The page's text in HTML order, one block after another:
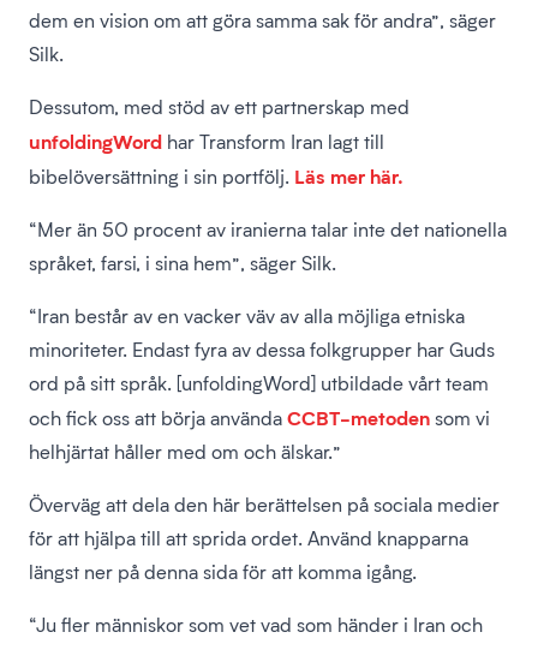
dem en vision om att göra samma sak för andra”, säger
Silk.
Dessutom, med stöd av ett partnerskap med
unfoldingWord har Transform Iran lagt till
bibelöversättning i sin portfölj. Läs mer här.
“Mer än 50 procent av iranierna talar inte det nationella
språket, farsi, i sina hem”, säger Silk.
“Iran består av en vacker väv av alla möjliga etniska
minoriteter. Endast fyra av dessa folkgrupper har Guds
ord på sitt språk. [unfoldingWord] utbildade vårt team
och fick oss att börja användaCCBT-metodensom vi
helhjärtat håller med om och älskar.”
Överväg att dela den här berättelsen på sociala medier
för att hjälpa till att sprida ordet. Använd knapparna
längst ner på denna sida för att komma igång.
“Ju fler människor som vet vad som händer i Iran och